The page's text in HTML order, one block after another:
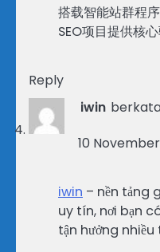
搭载智能站群程
SEO项目提供核心
Reply
iwin
10
iwin – nền tảng
uy tín, nơi bạn
tận hưởng